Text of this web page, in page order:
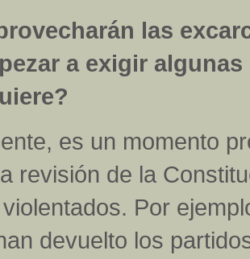
las
a exigir
es un momento
revisión de la
Por
devuelto los